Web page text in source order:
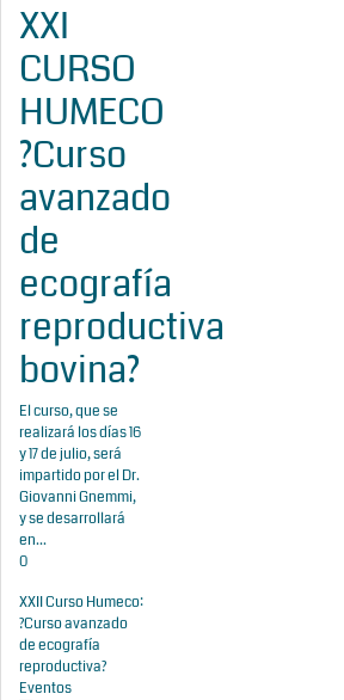
XXI
CURSO
HUMECO
?Curso
avanzado
de
ecografía
reproductiva
bovina?
El curso, que se
realizará los días 16
y 17 de julio, será
impartido por el Dr.
Giovanni Gnemmi,
y se desarrollará
en...
0
XXII Curso Humeco:
?Curso avanzado
de ecografía
reproductiva?
Eventos